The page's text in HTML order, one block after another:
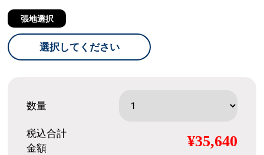
張地選択
選択してください
数量
税込合計
金額
¥35,640